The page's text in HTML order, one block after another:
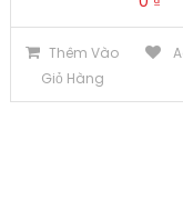
Thêm Vào
Giỏ Hàng